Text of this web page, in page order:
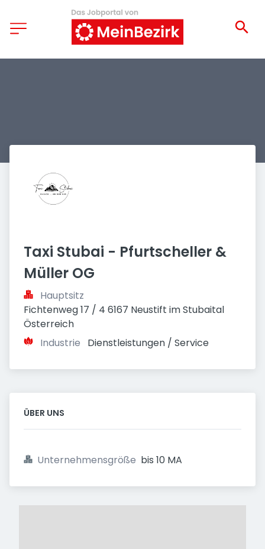
Taxi Stubai - Pfurtscheller &
Müller OG
Hauptsitz
Fichtenweg 17 / 4 6167 Neustift im Stubaital
Österreich
Industrie
Dienstleistungen / Service
ÜBER UNS
Unternehmensgröße bis 10 MA